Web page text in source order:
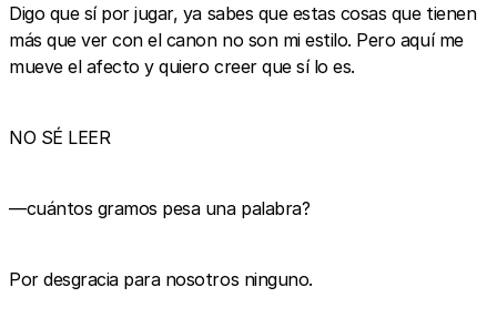
Digo que sí por jugar, ya sabes que estas cosas que tienen
más que ver con el canon no son mi estilo. Pero aquí me
mueve el afecto y quiero creer que sí lo es.
NO SÉ LEER
—cuántos gramos pesa una palabra?
Por desgracia para nosotros ninguno.